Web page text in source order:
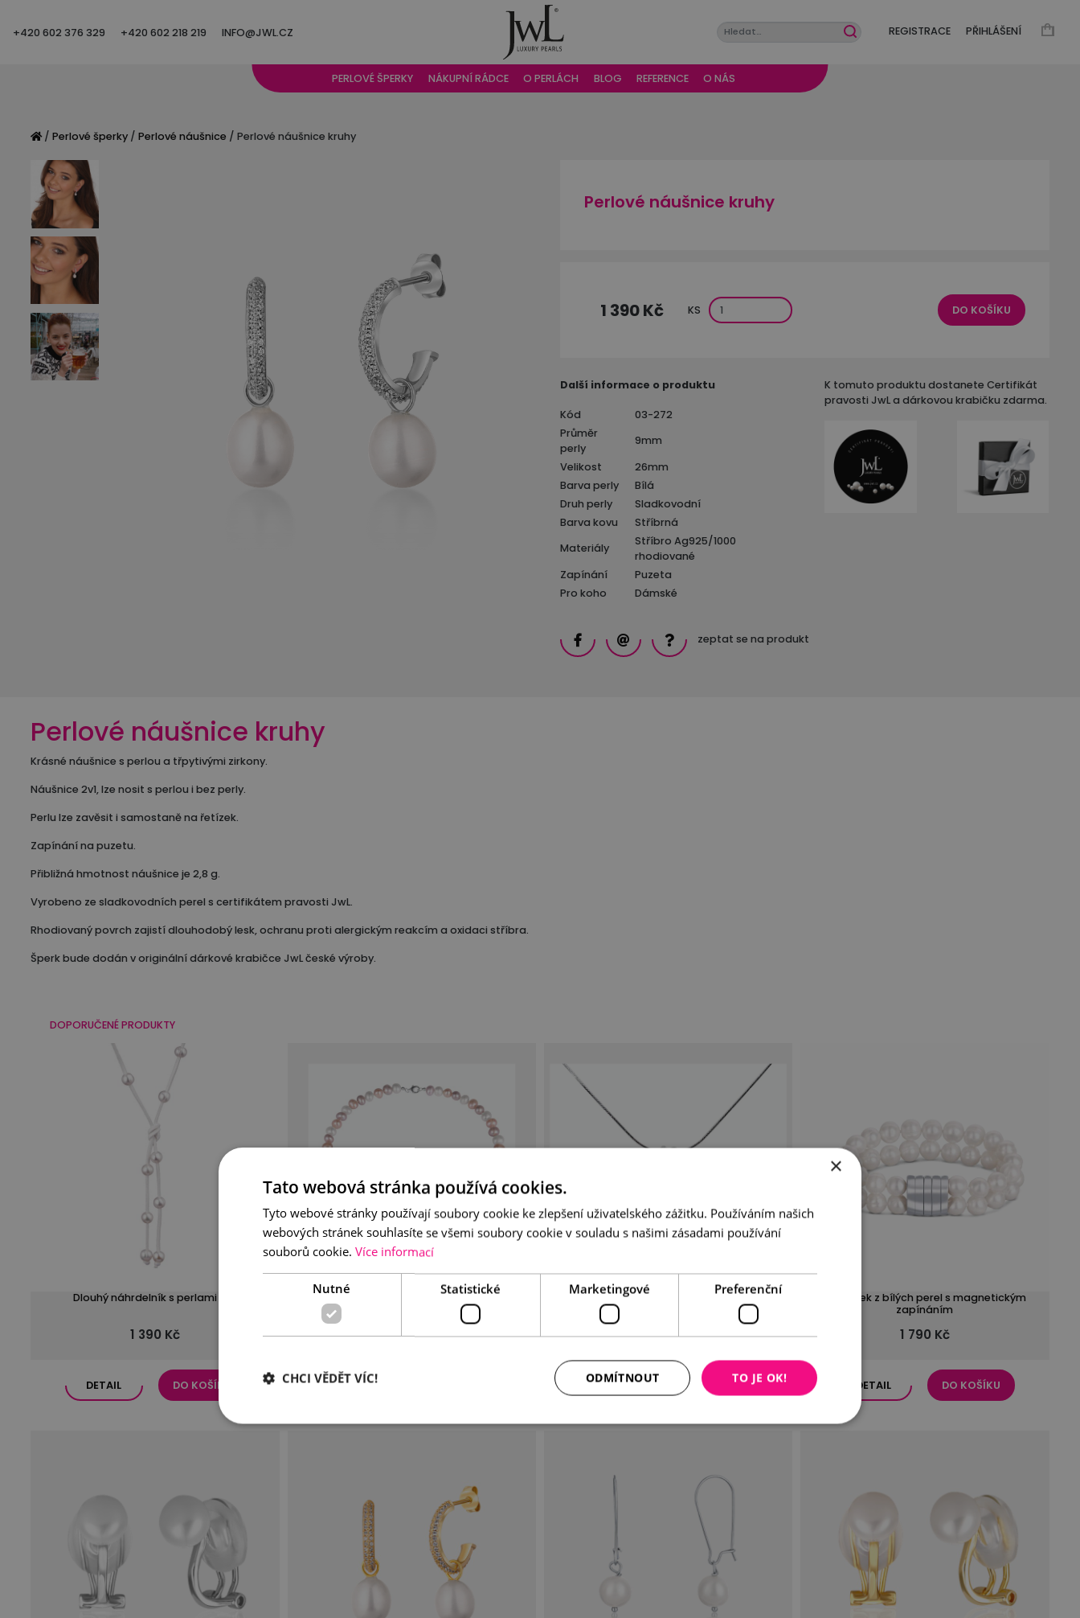
+420 602 376 329 +420 602 218 219 INFO@JWL.CZ
PERLOVÉ ŠPERKY NÁKUPNÍ RÁDCE O PERLÁCH BLOG REFERENCE O NÁS
REGISTRACE PŘIHLÁŠENÍ
/Perlové šperky /Perlové náušnice / Perlové náušnice kruhy
Perlové náušnice kruhy
1 390 Kč KS DO KOŠÍKU
Další informace o produktu
Kód
03-272
Průměr
perly
9mm
Velikost
26mm
Barva perly
Bílá
Druh perly
Sladkovodní
Barva kovu
Stříbrná
Materiály
Stříbro Ag925/1000
rhodiované
Zapínání
Puzeta
Pro koho
Dámské
K tomuto produktu dostanete Certifikát
pravosti JwL a dárkovou krabičku zdarma.
zeptat se na produkt
Perlové náušnice kruhy
Krásné náušnice s perlou a třpytivými zirkony.
Náušnice 2v1, lze nosit s perlou i bez perly.
Perlu lze zavěsit i samostaně na řetízek.
Zapínání na puzetu.
Přibližná hmotnost náušnice je 2,8 g.
Vyrobeno ze sladkovodních perel s certifikátem pravosti JwL.
Rhodiovaný povrch zajistí dlouhodobý lesk, ochranu proti alergickým reakcím a oxidaci stříbra.
Šperk bude dodán v originální dárkové krabičce JwL české výroby.
DOPORUČENÉ PRODUKTY
Dlouhý náhrdelník s perlami bílý
1 390 Kč
DETAIL DO KOŠÍKU
Multibarevný perlový náhrdelník se
stříbrným uzávěrem
1 970 Kč
DETAIL
Perlový náhrdelník 3v1
1 390 Kč
DETAIL DO KOŠÍKU
Náramek z bílých perel s magnetickým
zapínáním
1 790 Kč
DETAIL DO KOŠÍKU
×
Tato webová stránka používá cookies.
Tyto webové stránky používají soubory cookie ke zlepšení uživatelského zážitku. Používáním našich
webových stránek souhlasíte se všemi soubory cookie v souladu s našimi zásadami používání
souborů cookie. Více informací
Nutné Statistické Marketingové Preferenční
TO JE OK!
ODMÍTNOUT
CHCI VĚDĚT VÍC!